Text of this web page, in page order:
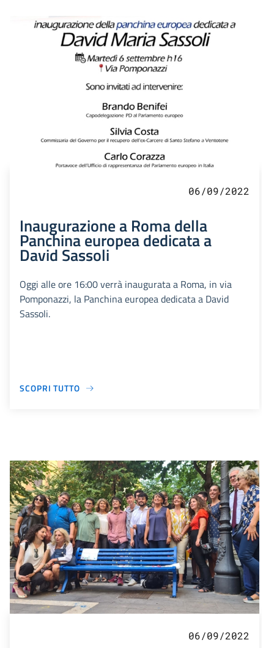
06/09/2022
Inaugurazione a Roma della
Panchina europea dedicata a
David Sassoli
Oggi alle ore 16:00 verrà inaugurata a Roma, in via
Pomponazzi, la Panchina europea dedicata a David
Sassoli.
SCOPRI TUTTO
06/09/2022